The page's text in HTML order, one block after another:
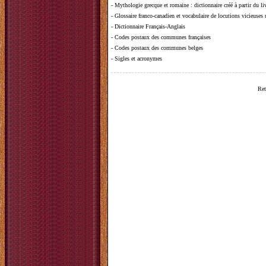
- Mythologie grecque et romaine : dictionnaire créé à partir du
- Glossaire franco-canadien et vocabulaire de locutions vicieuses
- Dictionnaire Français-Anglais
- Codes postaux des communes françaises
- Codes postaux des communes belges
- Sigles et acronymes